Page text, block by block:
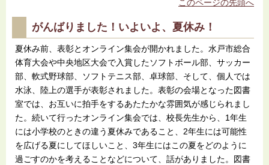
このページの先頭へ
がんばりました！いよいよ、夏休み！
夏休み前、表彰とオンライン集会が開かれました。水戸市総合
体育大会や中央地区大会で入賞したソフトボール部、サッカー
部、軟式野球部、ソフトテニス部、卓球部、そして、個人では
水泳、陸上の選手が表彰されました。表彰の会場となった図書
室では、お互いに拍手をするあたたかな雰囲気が感じられまし
た。続いて行ったオンライン集会では、校長先生から、1年生
には小学校のときの違う夏休みであること、2年生には可能性
を広げる夏にしてほしいこと、3年生にはこの夏をどのように
過ごすのかを考えることなどについて、話がありました。図書